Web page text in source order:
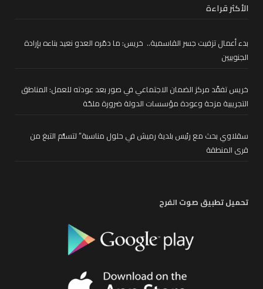
الأكثر قراءة
بدء أعمال تزفيت جسر القاسمية.. خريس: ما دمّره العدو نعيد بناءه بإرادة
الجنوبيين
خريس تفقّد مركز الضمان الاجتماعي في صور بعد عودته للعمل: المناطق
التجريبية مزحة وعودة مؤسسات الدولة ضرورة ملحّة
سقلاوي بحث مع رئيس بلدية رميش في حلول مناسبة” لتسلُّم التبغ من
قرى المنطقة
تحميل تطبيق صوت الفرح